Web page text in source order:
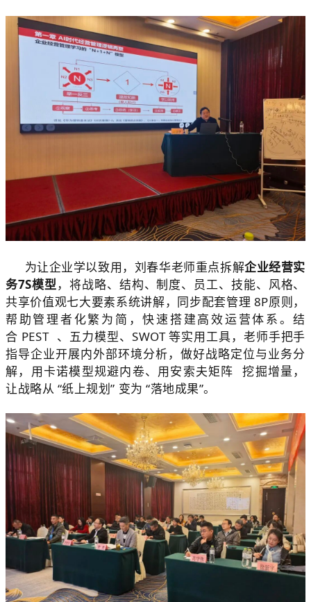
为让企业学以致用，刘春华老师重点拆解企业经营实
务7S模型，将战略、结构、制度、员工、技能、风格、
共享价值观七大要素系统讲解，同步配套管理 8P原则，
帮助管理者化繁为简，快速搭建高效运营体系。结
合 PEST 、五力模型、SWOT 等实用工具，老师手把手
指导企业开展内外部环境分析，做好战略定位与业务分
解，用卡诺模型规避内卷、用安索夫矩阵
挖掘增量，
让战略从 “纸上规划” 变为 “落地成果”。